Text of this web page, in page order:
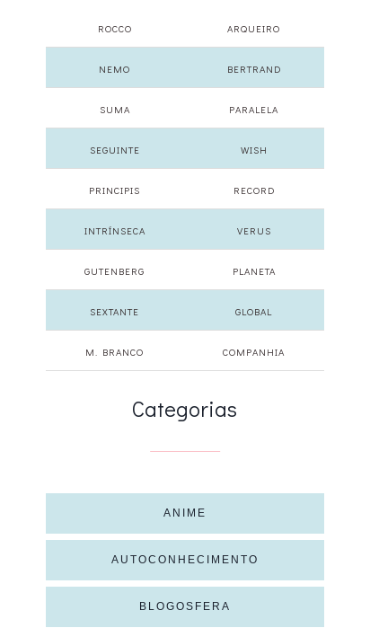
ROCCO ARQUEIRO
NEMO BERTRAND
SUMA PARALELA
SEGUINTE WISH
PRINCIPIS RECORD
INTRÍNSECA VERUS
GUTENBERG PLANETA
SEXTANTE GLOBAL
M. BRANCO COMPANHIA
Categorias
ANIME
AUTOCONHECIMENTO
BLOGOSFERA